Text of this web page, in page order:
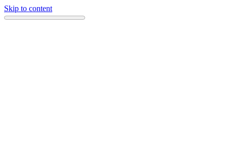
Skip to content